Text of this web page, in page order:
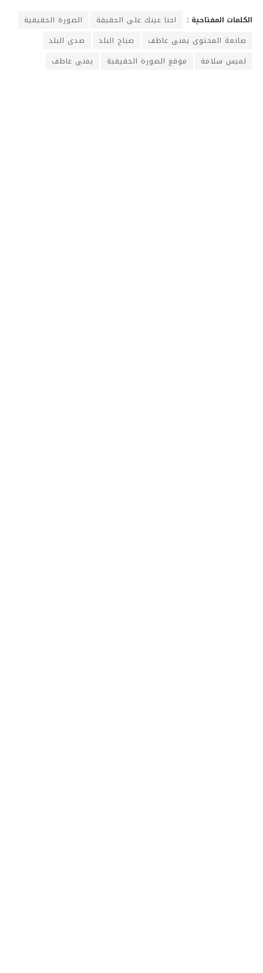
الكلمات المفتاحية : احنا عينك على الحقيقة
الصورة الحقيقية
صانعة المحتوى يمنى عاطف
صباح البلد
صدى البلد
لميس سلامة
موقع الصورة الحقيقية يمنى عاطف